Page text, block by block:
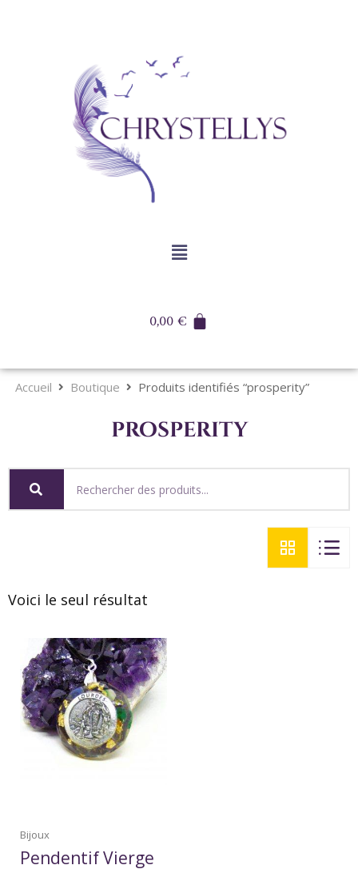
0,00€
Accueil Boutique Produits identifiés “prosperity”
prosperity
Voici le seul résultat
Bijoux
Pendentif Vierge